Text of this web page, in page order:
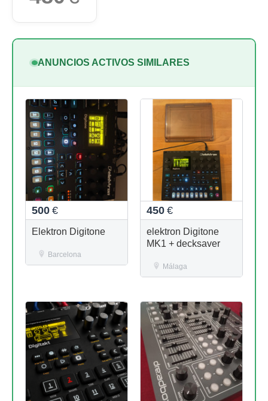
ANUNCIOS ACTIVOS SIMILARES
500 €
Elektron Digitone
Barcelona
450 €
elektron Digitone
MK1 + decksaver
Málaga